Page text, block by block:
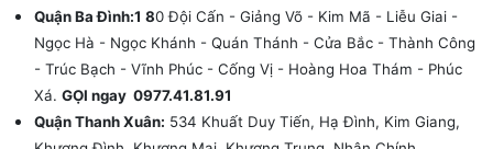
Quận Ba Đình:1 80 Đội Cấn - Giảng Võ - Kim Mã - Liễu Giai -
Ngọc Hà - Ngọc Khánh - Quán Thánh - Cửa Bắc - Thành Công
- Trúc Bạch - Vĩnh Phúc - Cống Vị - Hoàng Hoa Thám - Phúc
Xá. GỌI ngay 0977.41.81.91
Quận Thanh Xuân: 534 Khuất Duy Tiến, Hạ Đình, Kim Giang,